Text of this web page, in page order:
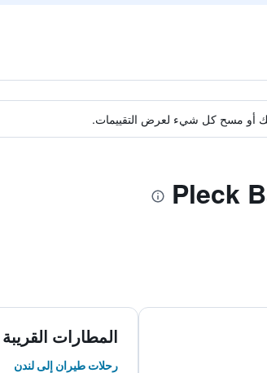
أو مسح كل شيء لعرض التقييمات.
المطارات القريبة
رحلات طيران إلى لندن